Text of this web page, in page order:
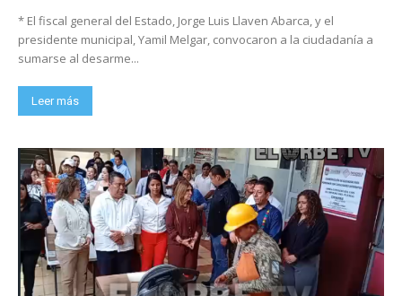
* El fiscal general del Estado, Jorge Luis Llaven Abarca, y el
presidente municipal, Yamil Melgar, convocaron a la ciudadanía a
sumarse al desarme...
Leer más